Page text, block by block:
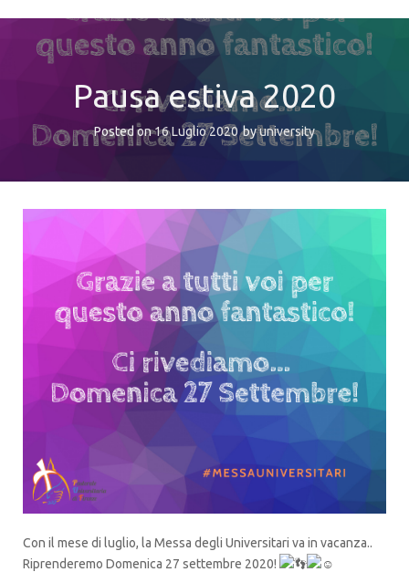
Pausa estiva 2020
Posted on16 Luglio 2020byuniversity
Con il mese di luglio, la Messa degli Universitari va in vacanza..
Riprenderemo Domenica 27 settembre 2020!